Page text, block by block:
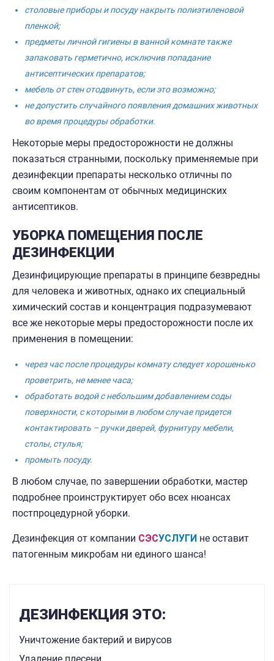
столовые приборы и посуду накрыть полиэтиленовой
пленкой;
предметы личной гигиены в ванной комнате также
запаковать герметично, исключив попадание
антисептических препаратов;
мебель от стен отодвинуть, если это возможно;
не допустить случайного появления домашних животных
во время процедуры обработки.
Некоторые меры предосторожности не должны
показаться странными, поскольку применяемые при
дезинфекции препараты несколько отличны по
своим компонентам от обычных медицинских
антисептиков.
УБОРКА ПОМЕЩЕНИЯ ПОСЛЕ
ДЕЗИНФЕКЦИИ
Дезинфицирующие препараты в принципе безвредны
для человека и животных, однако их специальный
химический состав и концентрация подразумевают
все же некоторые меры предосторожности после их
применения в помещении:
через час после процедуры комнату следует хорошенько
проветрить, не менее часа;
обработать водой с небольшим добавлением соды
поверхности, с которыми в любом случае придется
контактировать – ручки дверей, фурнитуру мебели,
столы, стулья;
промыть посуду.
В любом случае, по завершении обработки, мастер
подробнее проинструктирует обо всех нюансах
постпроцедурной уборки.
Дезинфекция от компании СЭСУСЛУГИ не оставит
патогенным микробам ни единого шанса!
ДЕЗИНФЕКЦИЯ ЭТО:
Уничтожение бактерий и вирусов